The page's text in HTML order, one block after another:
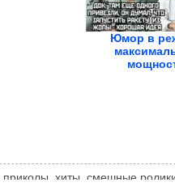
Юмор в
хиты, смешные